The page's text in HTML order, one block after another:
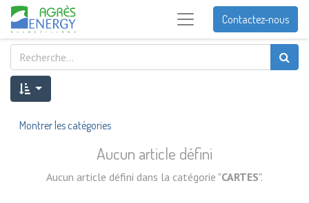
Contactez-nous
Montrer les catégories
Aucun article défini
Aucun article défini dans la catégorie "CARTES".